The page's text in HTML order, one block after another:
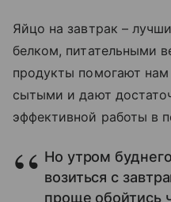
Яйцо на завтрак –
белком, питательными
продукты помогают нам
сытыми и дают
эффективной работы в
Но утром
возиться с
проще обойтись